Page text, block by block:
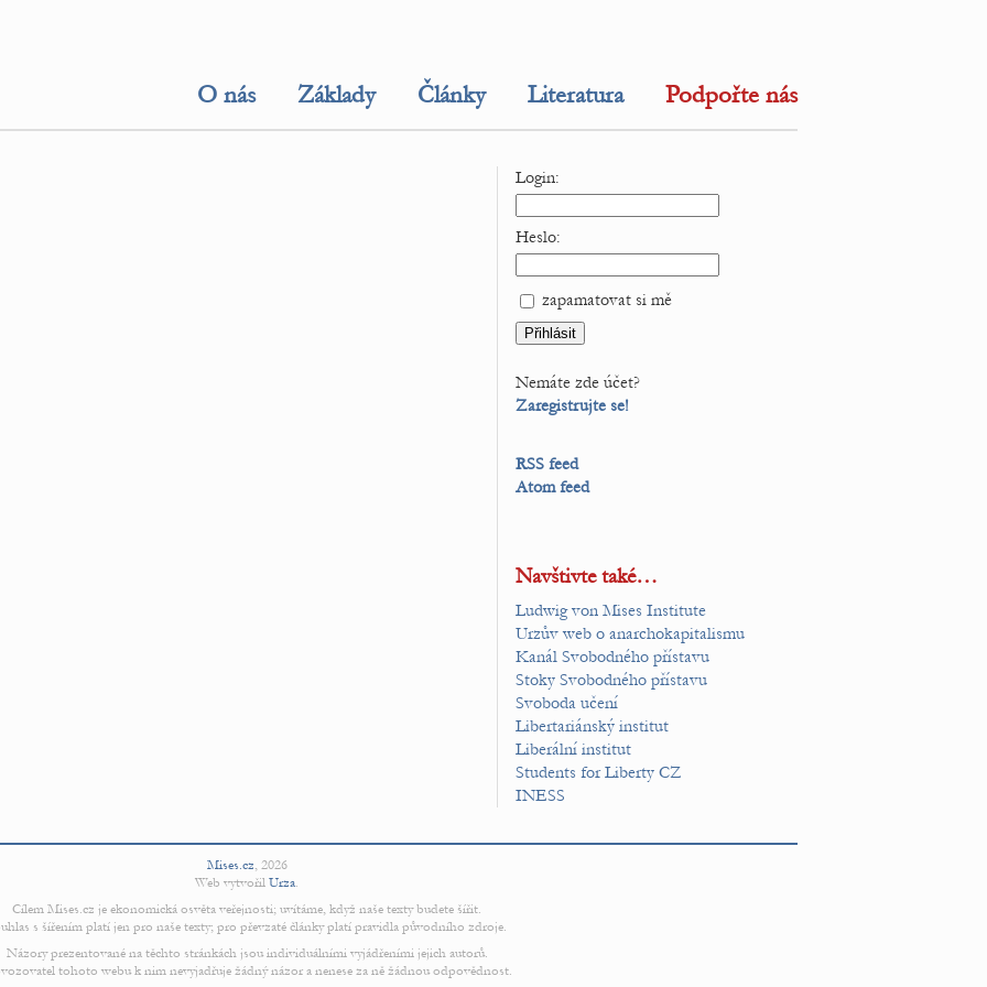
O nás Základy Články Literatura Podpořte nás
Login:
Heslo:
zapamatovat si mě
Nemáte zde účet?
Zaregistrujte se!
RSS feed
Atom feed
Navštivte také…
Ludwig von Mises Institute
Urzův web o anarchokapitalismu
Kanál Svobodného přístavu
Stoky Svobodného přístavu
Svoboda učení
Libertariánský institut
Liberální institut
Students for Liberty CZ
INESS
Mises.cz, 2026
Web vytvořil Urza.
Cílem Mises.cz je ekonomická osvěta veřejnosti; uvítáme, když naše texty budete šířit.
s šířením platí jen pro naše texty; pro převzaté články platí pravidla původního zdroje.
Názory prezentované na těchto stránkách jsou individuálními vyjádřeními jejich autorů.
tohoto webu k nim nevyjadřuje žádný názor a nenese za ně žádnou odpovědnost.